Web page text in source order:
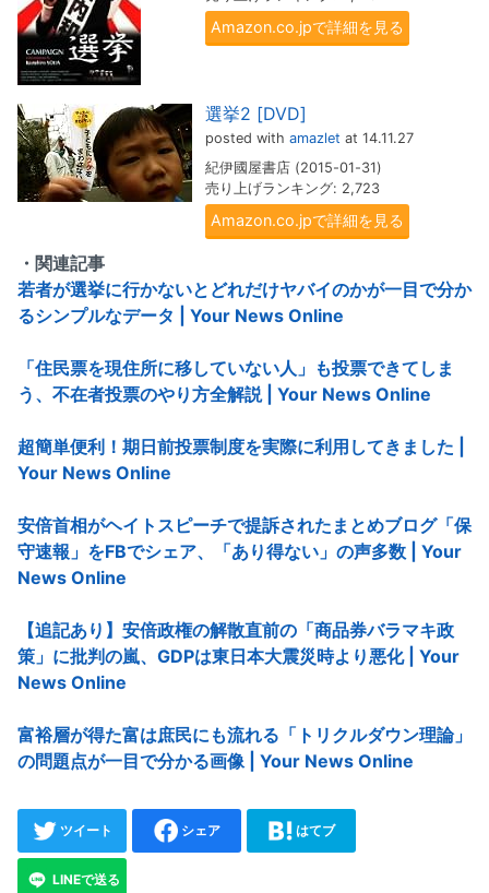
Amazon.co.jpで詳細を見る
選挙2 [DVD]
posted with amazlet at 14.11.27
紀伊國屋書店 (2015-01-31)
売り上げランキング: 2,723
Amazon.co.jpで詳細を見る
・関連記事
若者が選挙に行かないとどれだけヤバイのかが一目で分か
るシンプルなデータ | Your News Online
「住民票を現住所に移していない人」も投票できてしま
う、不在者投票のやり方全解説 | Your News Online
超簡単便利！期日前投票制度を実際に利用してきました |
Your News Online
安倍首相がヘイトスピーチで提訴されたまとめブログ「保
守速報」をFBでシェア、「あり得ない」の声多数 | Your
News Online
【追記あり】安倍政権の解散直前の「商品券バラマキ政
策」に批判の嵐、GDPは東日本大震災時より悪化 | Your
News Online
富裕層が得た富は庶民にも流れる「トリクルダウン理論」
の問題点が一目で分かる画像 | Your News Online
ツイート シェア はてブ
LINEで送る